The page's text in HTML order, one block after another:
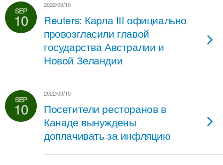
SEP
10
2022/09/10
Reuters: Карла III официально
провозгласили главой
государства Австралии и
Новой Зеландии
SEP
10
2022/09/10
Посетители ресторанов в
Канаде вынуждены
доплачивать за инфляцию